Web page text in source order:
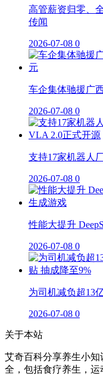
高管薪资归零、
传闻
2026-07-08 0
车企集体驰援广
2026-07-08 0
支持17家机器人
2026-07-08 0
性能大提升
2026-07-08 0
为司机减负超13
2026-07-08 0
关于本站
艾奇百科分享养生小
全，包括食疗养生，